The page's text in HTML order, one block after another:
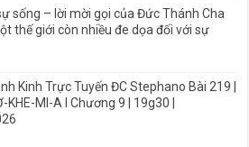
sống – lời mời gọi của Đức Thánh Cha
thế giới còn nhiều đe dọa đối với sự
Kinh Trực Tuyến ĐC Stephano Bài 219 |
KHE-MI-A I Chương 9 | 19g30 |